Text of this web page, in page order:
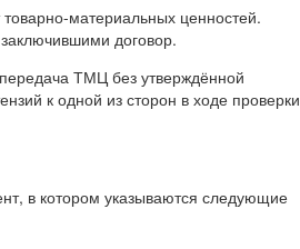
материальных ценностей.
договор.
ТМЦ без утверждённой
к одной из сторон в ходе проверки
в котором указываются следующие